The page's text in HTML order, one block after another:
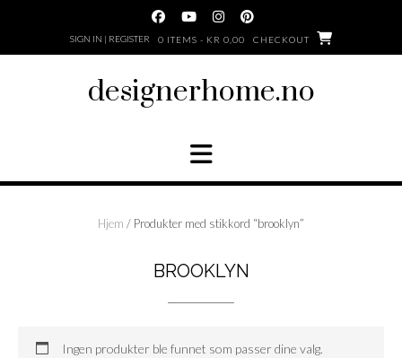
SIGN IN | REGISTER 0 ITEMS - KR 0,00 CHECKOUT
designerhome.no
Hjem / Produkter med stikkord “brooklyn”
BROOKLYN
Ingen produkter ble funnet som passer dine valg.